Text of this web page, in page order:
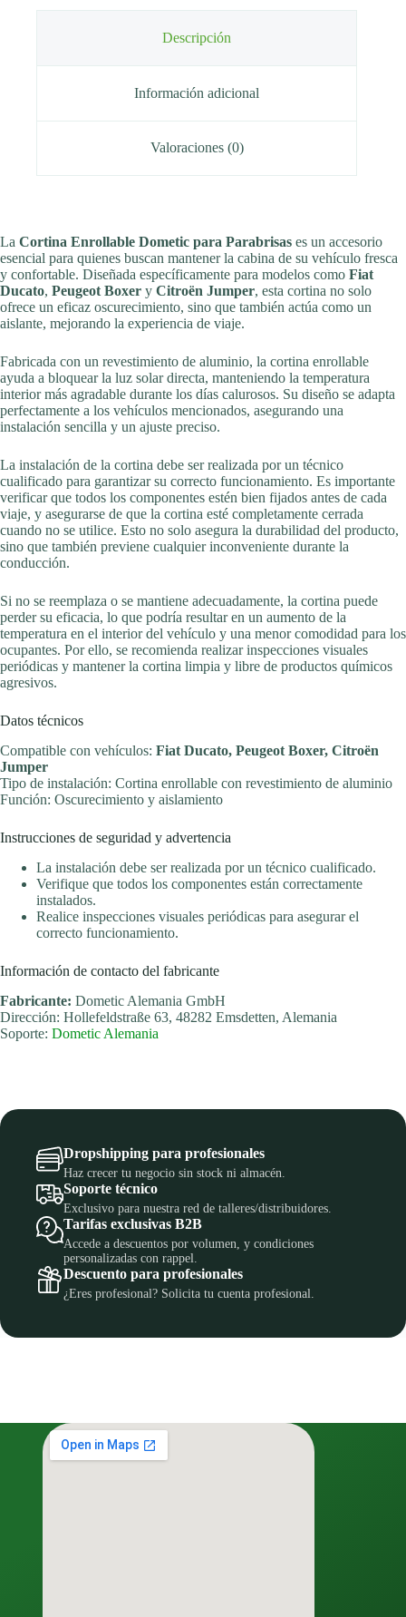
Descripción
Información adicional
Valoraciones (0)
La Cortina Enrollable Dometic para Parabrisas es un accesorio
esencial para quienes buscan mantener la cabina de su vehículo fresca
y confortable. Diseñada específicamente para modelos como Fiat
Ducato, Peugeot Boxer y Citroën Jumper, esta cortina no solo
ofrece un eficaz oscurecimiento, sino que también actúa como un
aislante, mejorando la experiencia de viaje.
Fabricada con un revestimiento de aluminio, la cortina enrollable
ayuda a bloquear la luz solar directa, manteniendo la temperatura
interior más agradable durante los días calurosos. Su diseño se adapta
perfectamente a los vehículos mencionados, asegurando una
instalación sencilla y un ajuste preciso.
La instalación de la cortina debe ser realizada por un técnico
cualificado para garantizar su correcto funcionamiento. Es importante
verificar que todos los componentes estén bien fijados antes de cada
viaje, y asegurarse de que la cortina esté completamente cerrada
cuando no se utilice. Esto no solo asegura la durabilidad del producto,
sino que también previene cualquier inconveniente durante la
conducción.
Si no se reemplaza o se mantiene adecuadamente, la cortina puede
perder su eficacia, lo que podría resultar en un aumento de la
temperatura en el interior del vehículo y una menor comodidad para los
ocupantes. Por ello, se recomienda realizar inspecciones visuales
periódicas y mantener la cortina limpia y libre de productos químicos
agresivos.
Datos técnicos
Compatible con vehículos: Fiat Ducato, Peugeot Boxer, Citroën
Jumper
Tipo de instalación: Cortina enrollable con revestimiento de aluminio
Función: Oscurecimiento y aislamiento
Instrucciones de seguridad y advertencia
La instalación debe ser realizada por un técnico cualificado.
Verifique que todos los componentes están correctamente
instalados.
Realice inspecciones visuales periódicas para asegurar el
correcto funcionamiento.
Información de contacto del fabricante
Fabricante: Dometic Alemania GmbH
Dirección: Hollefeldstraße 63, 48282 Emsdetten, Alemania
Soporte: Dometic Alemania
Dropshipping para profesionales
Haz crecer tu negocio sin stock ni almacén.
Soporte técnico
Exclusivo para nuestra red de talleres/distribuidores.
Tarifas exclusivas B2B
Accede a descuentos por volumen, y condiciones
personalizadas con rappel.
Descuento para profesionales
¿Eres profesional? Solicita tu cuenta profesional.